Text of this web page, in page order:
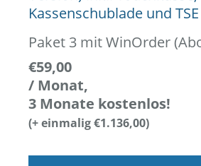
Paket 3 mit WinOrder
€59,00
/ Monat,
3 Monate kostenlos!
(+ einmalig€1.136,00)